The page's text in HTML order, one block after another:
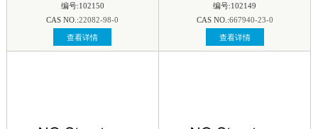
编号:102150
CAS NO.:22082-98-0
查看详情
编号:102149
CAS NO.:667940-23-0
查看详情